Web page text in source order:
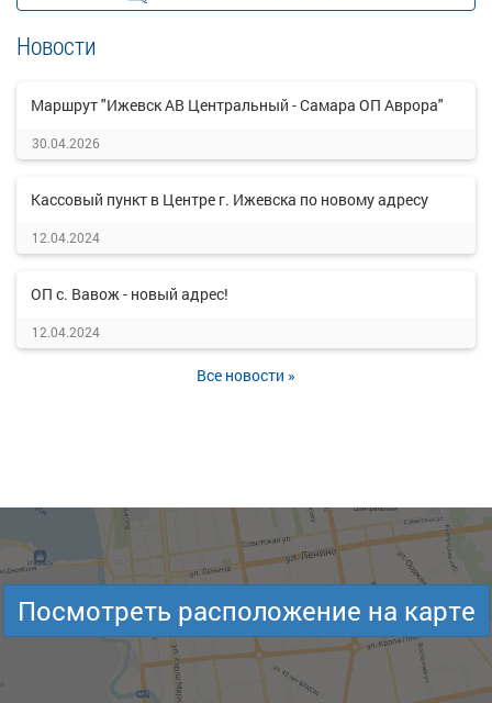
Новости
Маршрут "Ижевск АВ Центральный - Самара ОП Аврора"
30.04.2026
Кассовый пункт в Центре г. Ижевска по новому адресу
12.04.2024
ОП с. Вавож - новый адрес!
12.04.2024
Все новости »
Посмотреть расположение на карте